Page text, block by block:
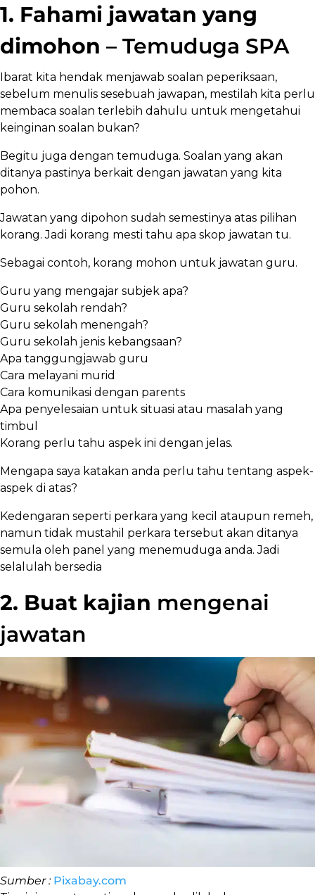
1. Fahami jawatan yang
dimohon – Temuduga SPA
Ibarat kita hendak menjawab soalan peperiksaan,
sebelum menulis sesebuah jawapan, mestilah kita perlu
membaca soalan terlebih dahulu untuk mengetahui
keinginan soalan bukan?
Begitu juga dengan temuduga. Soalan yang akan
ditanya pastinya berkait dengan jawatan yang kita
pohon.
Jawatan yang dipohon sudah semestinya atas pilihan
korang. Jadi korang mesti tahu apa skop jawatan tu.
Sebagai contoh, korang mohon untuk jawatan guru.
Guru yang mengajar subjek apa?
Guru sekolah rendah?
Guru sekolah menengah?
Guru sekolah jenis kebangsaan?
Apa tanggungjawab guru
Cara melayani murid
Cara komunikasi dengan parents
Apa penyelesaian untuk situasi atau masalah yang
timbul
Korang perlu tahu aspek ini dengan jelas.
Mengapa saya katakan anda perlu tahu tentang aspek-
aspek di atas?
Kedengaran seperti perkara yang kecil ataupun remeh,
namun tidak mustahil perkara tersebut akan ditanya
semula oleh panel yang menemuduga anda. Jadi
selalulah bersedia
2. Buat kajian mengenai
jawatan
Sumber : Pixabay.com